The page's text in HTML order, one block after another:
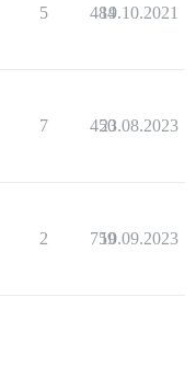
5 484
19.10.2021
7 450
23.08.2023
2 759
10.09.2023